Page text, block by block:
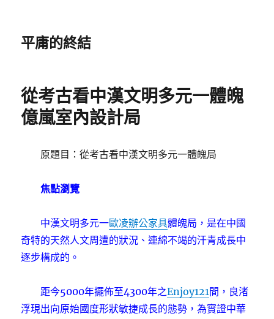
平庸的終結
從考古看中漢文明多元一體魄
億嵐室內設計局
原題目：從考古看中漢文明多元一體魄局
焦點瀏覽
中漢文明多元一歐凌辦公家具體魄局，是在中國
奇特的天然人文周遭的狀況、連綿不竭的汗青成長中
逐步構成的。
距今5000年擺佈至4300年之Enjoy121間，良渚
浮現出向原始國度形狀敏捷成長的態勢，為實證中華